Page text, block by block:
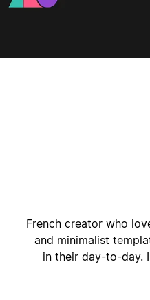
French creator who
and minimalist
in their day-to-day.